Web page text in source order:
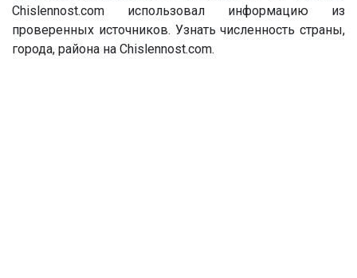
Chislennost.com использовал информацию из
проверенных источников. Узнать численность страны,
города, района на Chislennost.com.